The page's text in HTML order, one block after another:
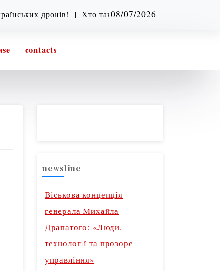
дронів! |Хто такий Михайло Драпатий? Легенда,
5:44 am
contacts
newsline
Віськова концепція
генерала Михайла
Драпатого: «Люди,
технології та прозоре
управління»